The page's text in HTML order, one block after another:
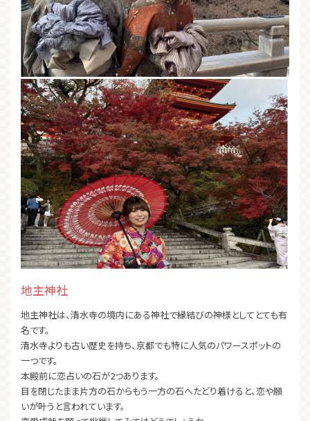
地主神社
地主神社は、清水寺の境内にある神社で縁結びの神様としてとても有
名です。
清水寺よりも古い歴史を持ち、京都でも特に人気のパワースポットの
一つです。
本殿前に恋占いの石が2つあります。
目を閉じたまま片方の石からもう一方の石へたどり着けると、恋や願
いが叶うと言われています。